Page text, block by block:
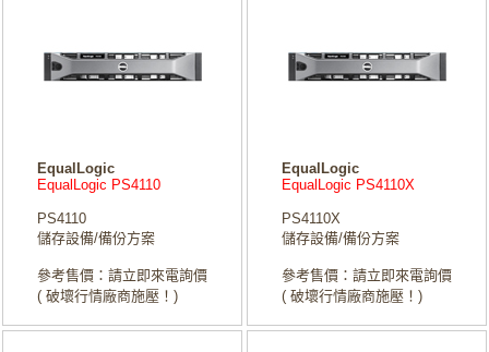
EqualLogic
EqualLogic PS4110
PS4110
儲存設備/備份方案
參考售價：請立即來電詢價
( 破壞行情廠商施壓！)
EqualLogic
EqualLogic PS4110X
PS4110X
儲存設備/備份方案
參考售價：請立即來電詢價
( 破壞行情廠商施壓！)